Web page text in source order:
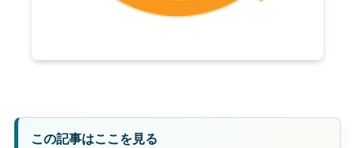
この記事はここを見る